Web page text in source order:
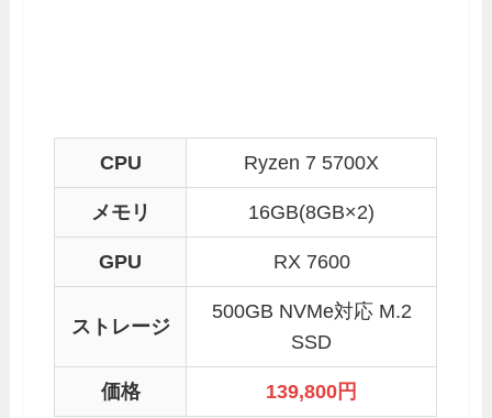
CPU Ryzen 7 5700X
メモリ 16GB(8GB×2)
GPU RX 7600
ストレージ
500GB NVMe対応 M.2
SSD
価格 139,800 円